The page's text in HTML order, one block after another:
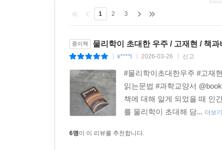
1 2 3
종이책 물리학이 초대한 우주 / 고재현 / 책과
k****t 2026-03-26 신고
#물리학이초대한우주 #고재
읽는문법 #과학교양서
책에 대해 알게 되었을 때 인
를 물리학이 초대해 담... 더보기
6명이 이 리뷰를 추천합니다.